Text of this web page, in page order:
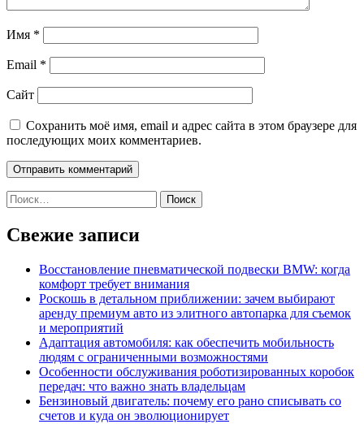
Имя *
Email *
Сайт
Сохранить моё имя, email и адрес сайта в этом браузере для
последующих моих комментариев.
Найти:
Свежие записи
Восстановление пневматической подвески BMW: когда
комфорт требует внимания
Роскошь в детальном приближении: зачем выбирают
аренду премиум авто из элитного автопарка для съемок
и мероприятий
Адаптация автомобиля: как обеспечить мобильность
людям с ограниченными возможностями
Особенности обслуживания роботизированных коробок
передач: что важно знать владельцам
Бензиновый двигатель: почему его рано списывать со
счетов и куда он эволюционирует